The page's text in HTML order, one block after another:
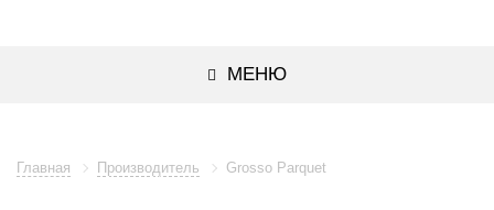
МЕНЮ
Главная Производитель Grosso Parquet